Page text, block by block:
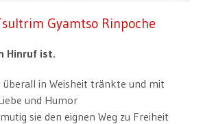
Gyamtso Rinpoche
Hinruf ist.
überall in Weisheit tränkte und mit
und Humor
sie den eignen Weg zu Freiheit